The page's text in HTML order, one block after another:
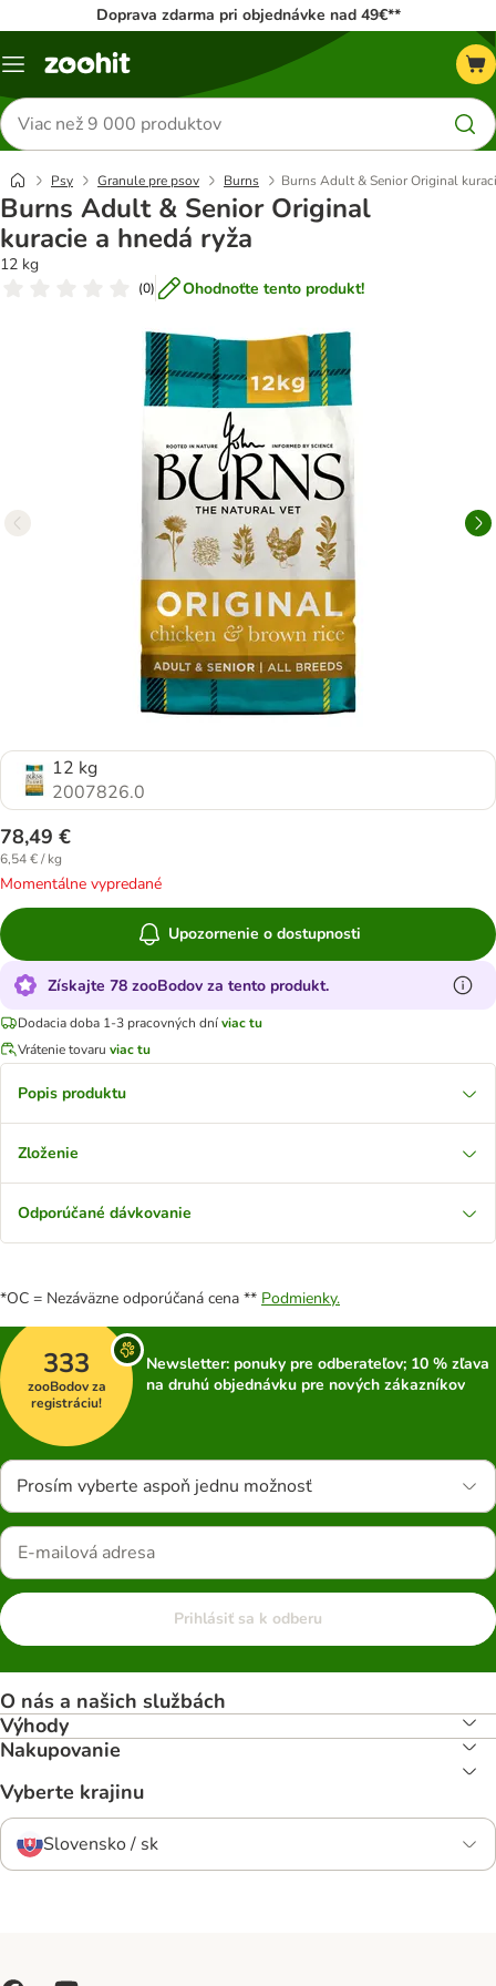
Doprava zdarma pri objednávke nad 49€**
Kategórie
Hľadať
produkty
Psy Granule pre psov Burns Burns Adult & Senior Original
Burns Adult & Senior Original
kuracie a hnedá ryža
12 kg
(0) Ohodnoťte tento produkt!
12 kg
2007826.0
78,49 €
6,54 € / kg
Momentálne vypredané
Upozornenie o dostupnosti
Získajte 78 zooBodov za tento produkt.
Dodacia doba 1-3 pracovných dníviac tu
Vrátenie tovaru viac tu
Popis produktu
Zloženie
Odporúčané dávkovanie
*OC = Nezáväzne odporúčaná cena ** Podmienky.
333
zooBodov za
registráciu!
Newsletter: ponuky pre odberateľov; 10 % zľava
na druhú objednávku pre nových zákazníkov
Prosím vyberte aspoň jednu možnosť
Prihlásiť sa k odberu
O nás a našich službách
Výhody
Nakupovanie
Vyberte krajinu
Slovensko / sk